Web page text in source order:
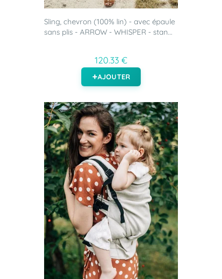
Sling, chevron (100% lin) - avec épaule
sans plis - ARROW - WHISPER - stan...
120.33 €
AJOUTER